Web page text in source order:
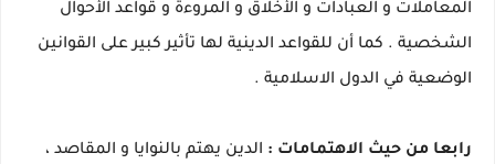
المعاملات و العبادات و الأخلاق و المروءة و قواعد الأحوال
الشخصية . كما أن للقواعد الدينية لها تأثير كبير على القوانين
الوضعية في الدول الاسلامية .
رابعا من حيث الاهتمامات : الدين يهتم بالنوايا و المقاصد ،